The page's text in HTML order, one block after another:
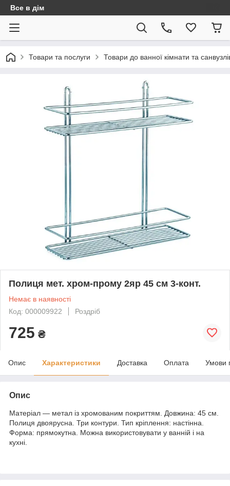
Все в дім
Товари та послуги Товари до ванної кімнати та
Полиця мет. хром-прому 2яр 45 см 3-конт.
Немає в наявності
Код: 000009922
Роздріб
725 ₴
Опис Характеристики Доставка Оплата Умови
Опис
Матеріал — метал із хромованим покриттям. Довжина: 45 см.
Полиця двоярусна. Три контури. Тип кріплення: настінна.
Форма: прямокутна. Можна використовувати у ванній і на
кухні.